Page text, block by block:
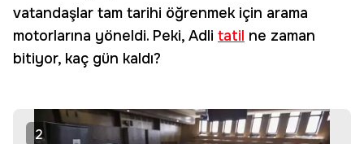
vatandaşlar tam tarihi öğrenmek için arama
motorlarına yöneldi. Peki, Adli tatil ne zaman
bitiyor, kaç gün kaldı?
2